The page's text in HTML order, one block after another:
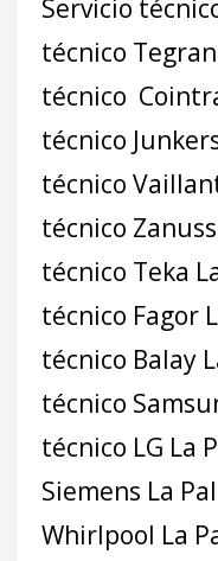
Servicio
técnico
técnico
técnico
técnico
técnico
técnico Teka
técnico Fagor
técnico Balay
técnico
técnico LG La
Siemens La
Whirlpool La